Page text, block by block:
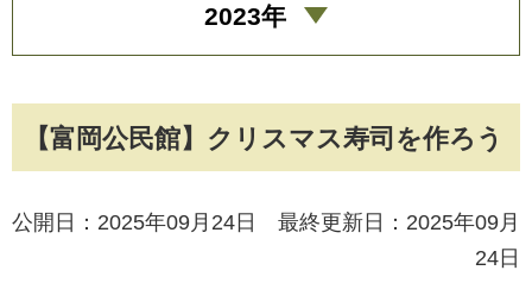
【富岡公民館】クリスマス寿司を作ろう
公開日：2025年09月24日 最終更新日：2025年09月
24日
2023年